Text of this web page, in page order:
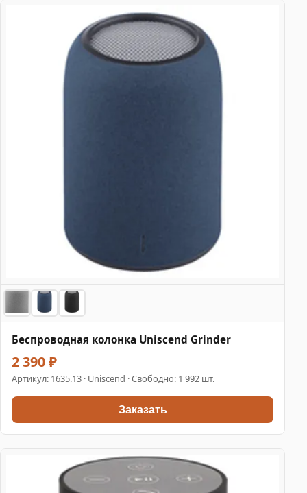
Беспроводная колонка Uniscend Grinder
2 390 ₽
Артикул: 1635.13 · Uniscend · Свободно: 1 992 шт.
Заказать